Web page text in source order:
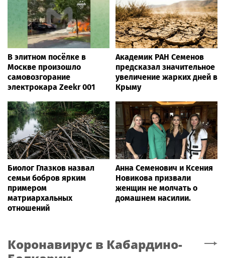
В элитном посёлке в
Москве произошло
самовозгорание
электрокара Zeekr 001
Академик РАН Семенов
предсказал значительное
увеличение жарких дней в
Крыму
Биолог Глазков назвал
семьи бобров ярким
примером
матриархальных
отношений
Анна Семенович и Ксения
Новикова призвали
женщин не молчать о
домашнем насилии.
Коронавирус в Кабардино-